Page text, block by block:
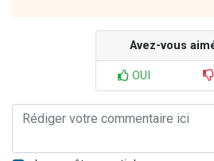
Avez-vous
OUI